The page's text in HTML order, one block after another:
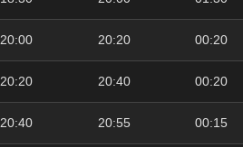
20:00 20:20 00:20
20:20 20:40 00:20
20:40 20:55 00:15